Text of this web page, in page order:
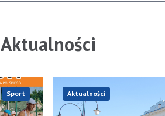
Aktualności
Sport Aktualności